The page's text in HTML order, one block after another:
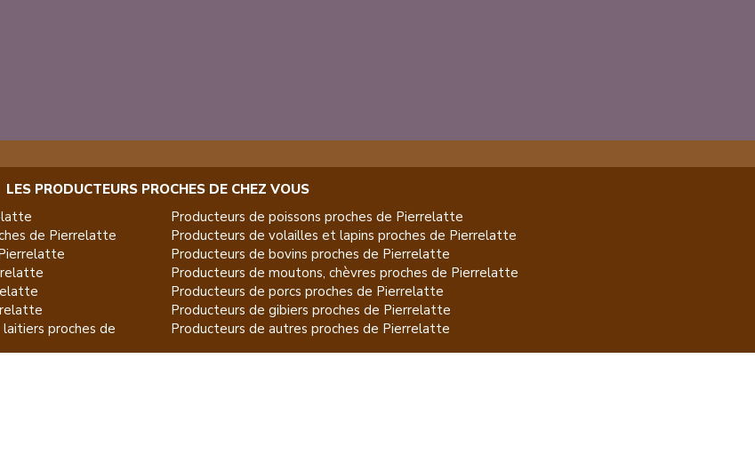
LES PRODUCTEURS PROCHES DE CHEZ VOUS
de Pierrelatte
proches de
Producteurs de poissons proches de Pierrelatte
Producteurs de volailles et lapins proches de Pierrelatte
Producteurs de bovins proches de Pierrelatte
Producteurs de moutons, chèvres proches de Pierrelatte
Producteurs de porcs proches de Pierrelatte
Producteurs de gibiers proches de Pierrelatte
Producteurs de autres proches de Pierrelatte